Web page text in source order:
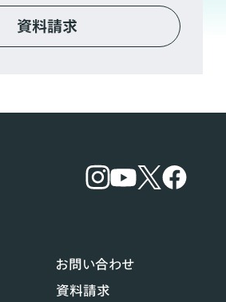
資料請求
お問い合わせ
資料請求